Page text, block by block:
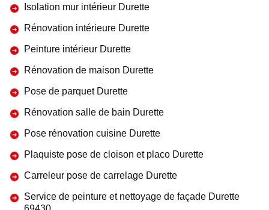
Isolation mur intérieur Durette
Rénovation intérieure Durette
Peinture intérieur Durette
Rénovation de maison Durette
Pose de parquet Durette
Rénovation salle de bain Durette
Pose rénovation cuisine Durette
Plaquiste pose de cloison et placo Durette
Carreleur pose de carrelage Durette
Service de peinture et nettoyage de façade Durette